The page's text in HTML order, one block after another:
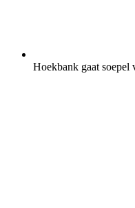
Hoekbank gaat soepel